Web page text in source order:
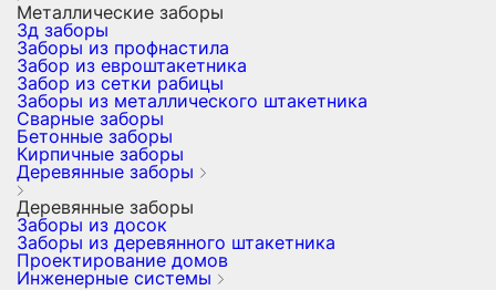
Металлические заборы
3д заборы
Заборы из профнастила
Забор из евроштакетника
Забор из сетки рабицы
Заборы из металлического штакетника
Сварные заборы
Бетонные заборы
Кирпичные заборы
Деревянные заборы
Деревянные заборы
Заборы из досок
Заборы из деревянного штакетника
Проектирование домов
Инженерные системы